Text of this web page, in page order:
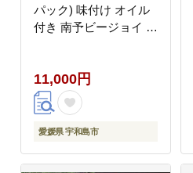
パック) 味付け オイル
付き 南予ビージョイ 骨
11,000円
愛媛県 宇和島市